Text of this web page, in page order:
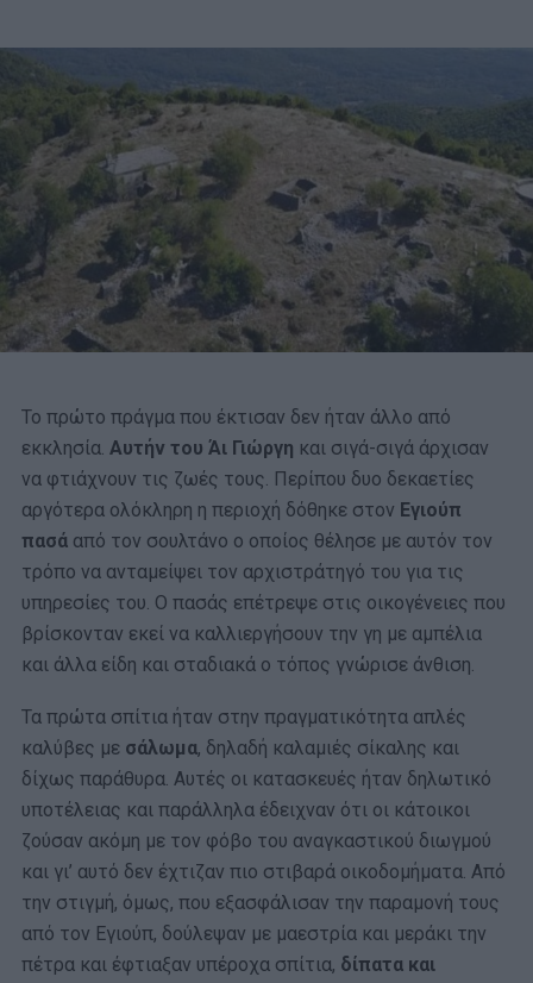
Το πρώτο πράγμα που έκτισαν δεν ήταν άλλο από
εκκλησία. Αυτήν του Άι Γιώργη και σιγά-σιγά άρχισαν
να φτιάχνουν τις ζωές τους. Περίπου δυο δεκαετίες
αργότερα ολόκληρη η περιοχή δόθηκε στον Εγιούπ
πασά από τον σουλτάνο ο οποίος θέλησε με αυτόν τον
τρόπο να ανταμείψει τον αρχιστράτηγό του για τις
υπηρεσίες του. Ο πασάς επέτρεψε στις οικογένειες που
βρίσκονταν εκεί να καλλιεργήσουν την γη με αμπέλια
και άλλα είδη και σταδιακά ο τόπος γνώρισε άνθιση.
Τα πρώτα σπίτια ήταν στην πραγματικότητα απλές
καλύβες με σάλωμα, δηλαδή καλαμιές σίκαλης και
δίχως παράθυρα. Αυτές οι κατασκευές ήταν δηλωτικό
υποτέλειας και παράλληλα έδειχναν ότι οι κάτοικοι
ζούσαν ακόμη με τον φόβο του αναγκαστικού διωγμού
και γι’ αυτό δεν έχτιζαν πιο στιβαρά οικοδομήματα. Από
την στιγμή, όμως, που εξασφάλισαν την παραμονή τους
από τον Εγιούπ, δούλεψαν με μαεστρία και μεράκι την
πέτρα και έφτιαξαν υπέροχα σπίτια, δίπατα και